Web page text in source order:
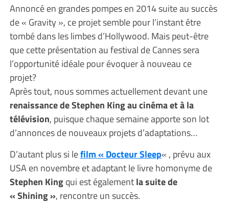
Annoncé en grandes pompes en 2014 suite au succès
de « Gravity », ce projet semble pour l’instant être
tombé dans les limbes d’Hollywood. Mais peut-être
que cette présentation au festival de Cannes sera
l’opportunité idéale pour évoquer à nouveau ce
projet?
Après tout, nous sommes actuellement devant une
renaissance de Stephen King au cinéma et à la
télévision, puisque chaque semaine apporte son lot
d’annonces de nouveaux projets d’adaptations…
D’autant plus si lefilm « Docteur Sleep« , prévu aux
USA en novembre et adaptant le livre homonyme de
Stephen Kingqui est égalementla suite de
« Shining », rencontre un succès.